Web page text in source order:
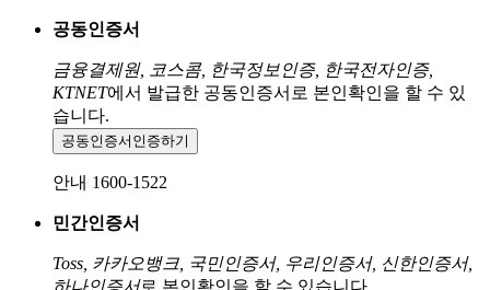
공동인증서
금융결제원, 코스콤, 한국정보인증, 한국전자인증,
KTNET에서 발급한 공동인증서로 본인확인을 할 수 있
습니다.
공동인증서 인증하기
안내 1600-1522
민간인증서
Toss, 카카오뱅크, 국민인증서, 우리인증서, 신한인증서,